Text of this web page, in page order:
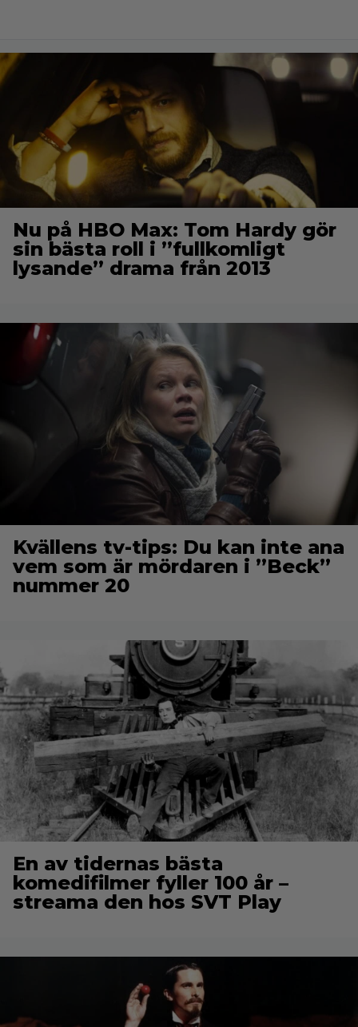
Nu på HBO Max: Tom Hardy gör
sin bästa roll i ”fullkomligt
lysande” drama från 2013
Kvällens tv-tips: Du kan inte ana
vem som är mördaren i ”Beck”
nummer 20
En av tidernas bästa
komedifilmer fyller 100 år –
streama den hos SVT Play